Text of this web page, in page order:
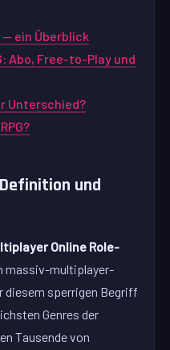
— ein Überblick
Abo, Free-to-Play und
Unterschied?
und
Online Role-
massiv-multiplayer-
diesem sperrigen Begriff
Genres der
Tausende von